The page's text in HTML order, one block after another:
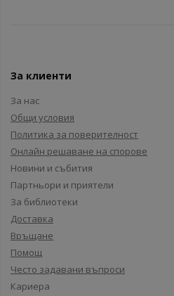
За клиенти
За нас
Общи условия
Политика за поверителност
Онлайн решаване на спорове
Новини и събития
Партньори и приятели
За библиотеки
Доставка
Връщане
Помощ
Често задавани въпроси
Кариера